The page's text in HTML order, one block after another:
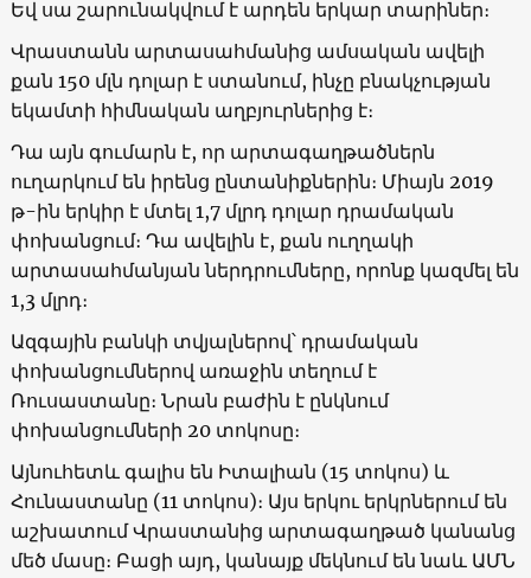
Եվ սա շարունակվում է արդեն երկար տարիներ։
Վրաստանն արտասահմանից ամսական ավելի
քան 150 մլն դոլար է ստանում, ինչը բնակչության
եկամտի հիմնական աղբյուրներից է։
Դա այն գումարն է, որ արտագաղթածներն
ուղարկում են իրենց ընտանիքներին։ Միայն 2019
թ-ին երկիր է մտել 1,7 մլրդ դոլար դրամական
փոխանցում։ Դա ավելին է, քան ուղղակի
արտասահմանյան ներդրումները, որոնք կազմել են
1,3 մլրդ։
Ազգային բանկի տվյալներով՝ դրամական
փոխանցումներով առաջին տեղում է
Ռուսաստանը։ Նրան բաժին է ընկնում
փոխանցումների 20 տոկոսը։
Այնուհետև գալիս են Իտալիան (15 տոկոս) և
Հունաստանը (11 տոկոս)։ Այս երկու երկրներում են
աշխատում Վրաստանից արտագաղթած կանանց
մեծ մասը։ Բացի այդ, կանայք մեկնում են նաև ԱՄՆ